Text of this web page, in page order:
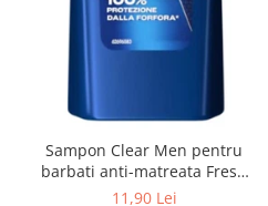
Sampon Clear Men pentru
barbati anti-matreata Fresh
cu menta 225 ml
11,90 Lei